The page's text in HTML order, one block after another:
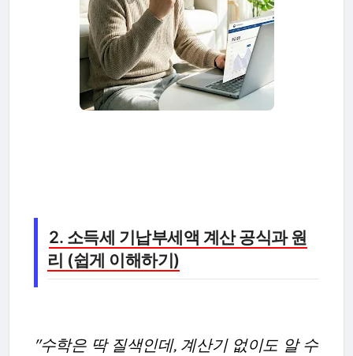
2. 소득세 기납부세액 계산 공식과 원
리 (쉽게 이해하기)
"수학은 딱 질색인데, 계산기 없이도 알 수